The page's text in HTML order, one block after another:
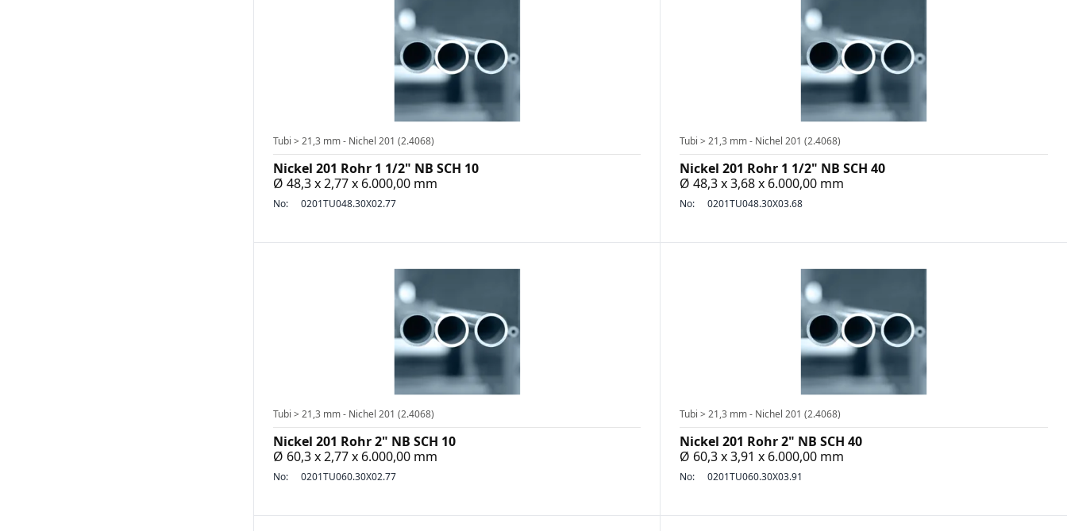
Tubi > 21,3 mm - Nichel 201 (2.4068)
Nickel 201 Rohr 1 1/2" NB SCH 10
Ø 48,3 x 2,77 x 6.000,00 mm
No: 0201TU048.30X02.77
Tubi > 21,3 mm - Nichel 201 (2.4068)
Nickel 201 Rohr 1 1/2" NB SCH 40
Ø 48,3 x 3,68 x 6.000,00 mm
No: 0201TU048.30X03.68
Tubi > 21,3 mm - Nichel 201 (2.4068)
Nickel 201 Rohr 2" NB SCH 10
Ø 60,3 x 2,77 x 6.000,00 mm
No: 0201TU060.30X02.77
Tubi > 21,3 mm - Nichel 201 (2.4068)
Nickel 201 Rohr 2" NB SCH 40
Ø 60,3 x 3,91 x 6.000,00 mm
No: 0201TU060.30X03.91